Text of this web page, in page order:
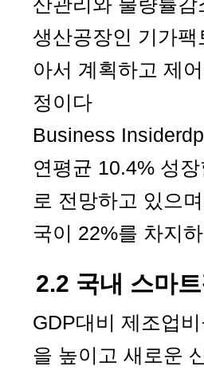
생산공장인 기가
아서 계획하고 제
정이다
Business
연평균 10.4% 성
로 전망하고 있으
국이 22%를 차지
2.2 국내 스마
GDP대비 제조업
을 높이고 새로운